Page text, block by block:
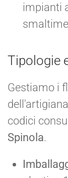
impianti
Tipologie
Gestiamo i
codici
Spinola.